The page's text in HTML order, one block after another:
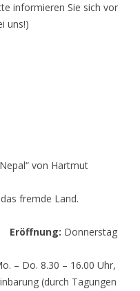
informieren Sie sich vor
uns!)
von Hartmut
fremde Land.
Eröffnung: Donnerstag
– Do. 8.30 – 16.00 Uhr,
(durch Tagungen